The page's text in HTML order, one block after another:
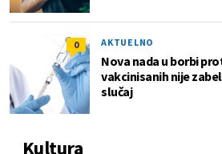
0 AKTUELNO
Nova nada u borbi
vakcinisanih nije
slučaj
Kultura